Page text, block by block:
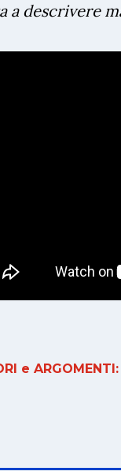
a descrivere
e ARGOMENTI: